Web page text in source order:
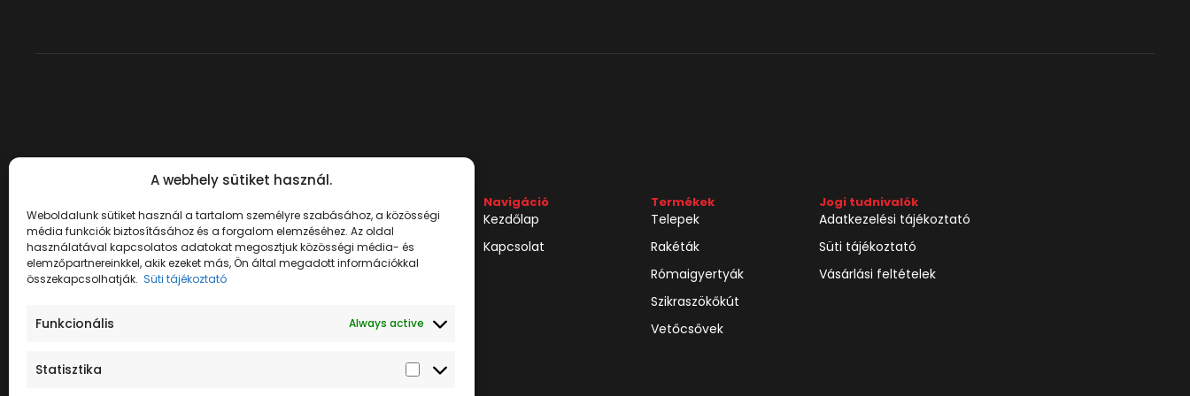
A webhely sütiket használ.
Weboldalunk sütiket használ a tartalom személyre szabásához, a közösségi
média funkciók biztosításához és a forgalom elemzéséhez. Az oldal
használatával kapcsolatos adatokat megosztjuk közösségi média- és
elemzőpartnereinkkel, akik ezeket más, Ön által megadott információkkal
összekapcsolhatják. Süti tájékoztató
Funkcionális Always active
Statisztika
Tűzijáték egész
évben
szabadon
Navigáció
Kezdőlap
Kapcsolat
Termékek
Telepek
Rakéták
Rómaigyertyák
Szikraszökőkút
Vetőcsővek
Jogi tudnivalók
Adatkezelési tájékoztató
Süti tájékoztató
Vásárlási feltételek